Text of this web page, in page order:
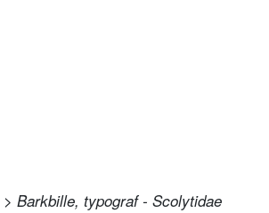
> Barkbille, typograf - Scolytidae